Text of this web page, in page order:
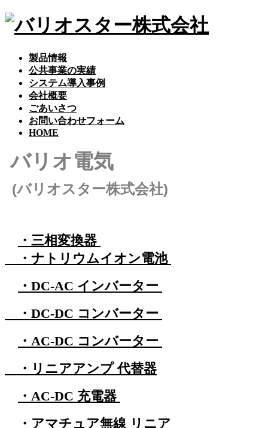
コ
ナ
製品情報
公共事業の実績
システム導入事例
会社概要
ごあいさつ
お問い合わせフォーム
HOME
バリオ電気
(バリオスター株式会社)
・三相変換器
・ナトリウムイオン電池
・DC-AC インバーター
・DC-DC コンバーター
・AC-DC コンバーター
・リニアアンプ 代替器
・AC-DC 充電器
・アマチュア無線 リニア